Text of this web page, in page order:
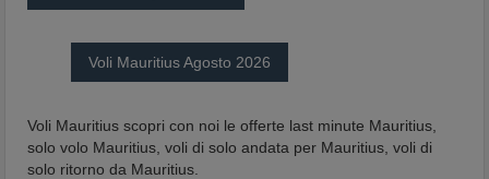
Voli Mauritius Agosto 2026
Voli Mauritius scopri con noi le offerte last minute Mauritius,
solo volo Mauritius, voli di solo andata per Mauritius, voli di
solo ritorno da Mauritius.